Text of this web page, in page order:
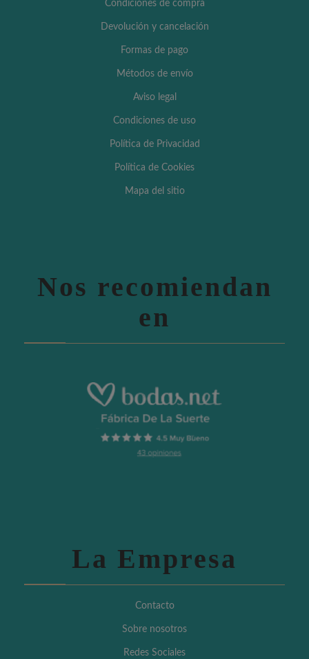
Condiciones de compra
Devolución y cancelación
Formas de pago
Métodos de envío
Aviso legal
Condiciones de uso
Política de Privacidad
Política de Cookies
Mapa del sitio
Nos recomiendan
en
La Empresa
Contacto
Sobre nosotros
Redes Sociales